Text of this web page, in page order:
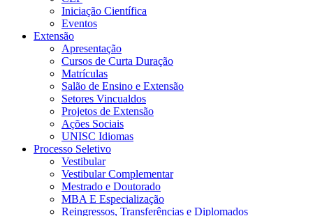
Iniciação Científica
Eventos
Extensão
Apresentação
Cursos de Curta Duração
Matrículas
Salão de Ensino e Extensão
Setores Vincualdos
Projetos de Extensão
Ações Sociais
UNISC Idiomas
Processo Seletivo
Vestibular
Vestibular Complementar
Mestrado e Doutorado
MBA E Especialização
Reingressos, Transferências e Diplomados